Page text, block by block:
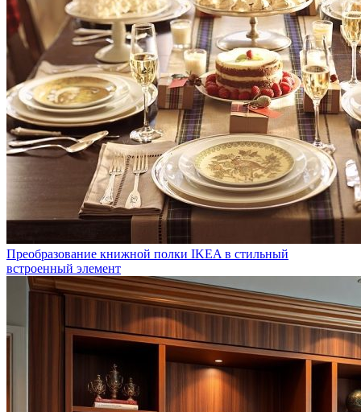
Преобразование книжной полки IKEA в стильный
встроенный элемент